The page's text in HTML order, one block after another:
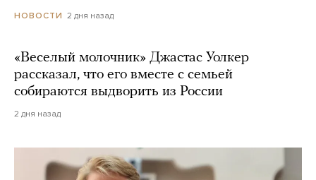
НОВОСТИ 2 дня назад
«Веселый молочник» Джастас Уолкер
рассказал, что его вместе с семьей
собираются выдворить из России
2 дня назад